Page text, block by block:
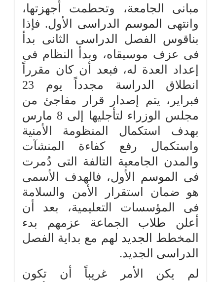
مبانى الجامعة، وتحطمت أجهزتها،
وانتهى
الموسم الدراسى الأول. فإذا
بناقوس الفصل
الدراسى الثانى بدأ
فى عزف موسيقاه، وبدأ النظام فى
إعداد العدة له، فبعد أن كان مقرراً
انطلاق
الدراسة
مجدداً يوم 23
فبراير، يتم إصدار قرار مفاجئ من
مجلس الوزراء لتأجليها إلى 8
مارس
بهدف استكمال المنظومة الأمنية
واستكمال رفع كفاءة المنشآت
والمدن الجامعية التالفة التى دُمرت
فى
الموسم الأول، فالهدف الأسمى
هو ضمان استقرار الأمن والسلامة
فى المؤسسات التعليمية، بعد أن
أعلن طلاب الجماعة عزمهم بدء
المخطط
الجديد لهم مع بداية الفصل
الدراسى الجديد.
لم يكن الأمر غريباً أن تكون